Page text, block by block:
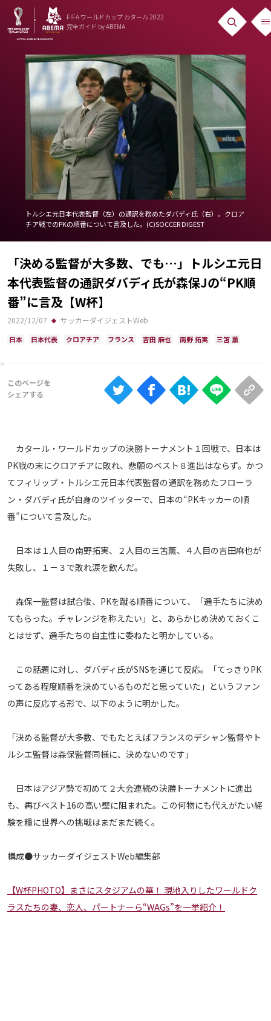
FIFA ワールドカップ カタール 2022
完全ガイド by ABEMA
ニュース
News
出場国
Teams
日本代表
Team Japan
日程・結果
Schedule
ランキング
Ranking
大会について
About
ABEMAの視聴について
iOS Apps
Web
TV
メディアアライアンス
ご利用にあたって
お問い合わせ
トルシエ元日本代表監督（左）の通訳を務めたダバディ氏（右）。クロア
チア戦でのPKの順番について言及した。(C)SOCCER DIGEST
「決める監督が大多数、でも…」トルシエ元日
本代表監督の通訳ダバディ氏が森保Jの“PK順
番”に言及【W杯】
2022/12/07 サッカーダイジェストWeb
日本 日本代表 クロアチア フランス 吉田 麻也 南野 拓実 三笘 薫
カタール・ワールドカップの決勝トーナメント１回戦で、日本は
PK戦の末にクロアチアに敗れ、悲願のベスト８進出はならず。かつ
てフィリップ・トルシエ元日本代表監督の通訳を務めたフローラ
ン・ダバディ氏が自身のツイッターで、日本の“PKキッカーの順
番”について言及した。
日本は１人目の南野拓実、２人目の三笘薫、４人目の吉田麻也が
失敗し、１－３で敗れ涙を飲んだ。
森保一監督は試合後、PKを蹴る順番について、「選手たちに決め
てもらった。チャレンジを称えたい」と、あらかじめ決めておくこ
とはせず、選手たちの自主性に委ねたと明かしている。
この話題に対し、ダバディ氏がSNSを通じて反応。「てっきりPK
ってある程度順番を決めているものだと思っていた」というファン
の声に反応する形で、以下のように明かした。
「決める監督が大多数、でもたとえばフランスのデシャン監督やト
ルシエ監督は森保監督同様に、決めないのです」
日本はアジア勢で初めて２大会連続の決勝トーナメントに進出
も、再びベスト16の高い壁に阻まれた。この何物にも代えがたい経
験を糧に世界への挑戦はまだまだ続く。
構成●サッカーダイジェストWeb編集部
【W杯PHOTO】まさにスタジアムの華！ 現地入りしたワールドク
ラスたちの妻、恋人、パートナーら“WAGs”を一挙紹介！